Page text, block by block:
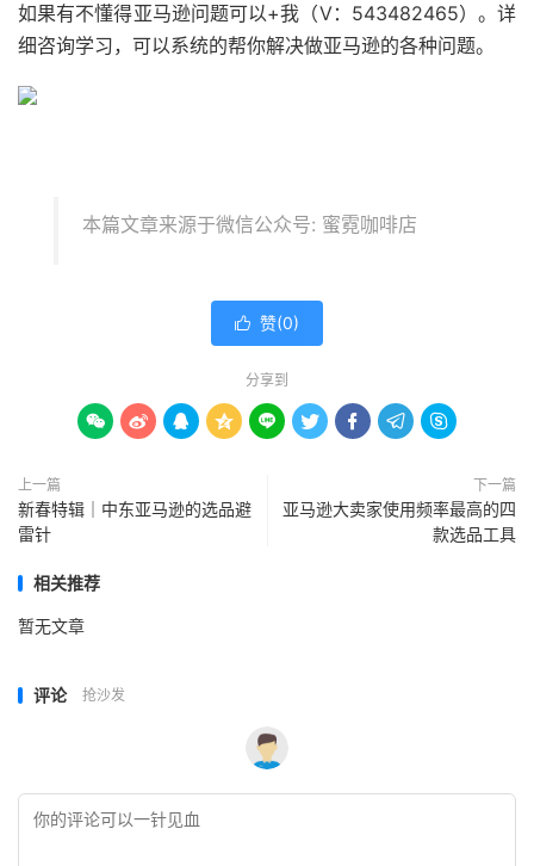
如果有不懂得亚马逊问题可以+我（V：543482465）。详
细咨询学习，可以系统的帮你解决做亚马逊的各种问题。
本篇文章来源于微信公众号: 蜜霓咖啡店
 赞(0)
分享到
        
上一篇
新春特辑｜中东亚马逊的选品避
雷针
下一篇
亚马逊大卖家使用频率最高的四
款选品工具
相关推荐
暂无文章
评论 抢沙发